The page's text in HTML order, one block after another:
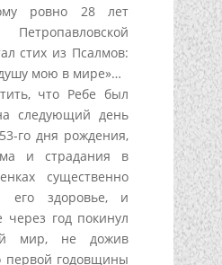
ровно 28 лет
стих из Псалмов:
мою в мире»…
что Ребе был
следующий день
го дня рождения,
и страдания в
существенно
его здоровье, и
через год покинул
мир, не дожив
первой годовщины